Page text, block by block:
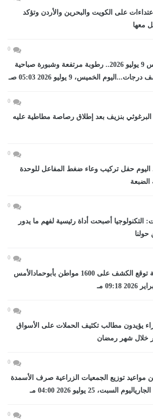
على الكويت والبحرين والأردن وتؤكد
معها
0
طقس الخميس 9 يوليو 2026.. رطوبة مرتفعة وشبورة صباحية
الخميس، 9 يوليو 2026 05:03 صـ
0
البرغوثي بنزيف بعد إطلاق رصاصة مطاطية عليه
0
اليوم حفل تركيب وعاء ضغط المفاعل للوحدة
الضبعة
0
التكنولوجيا أصبحت أداة رئيسية لفهم ما يدور
0
صحة الشرقية توقع الكشف على 1600 مواطن بأبوحمادالأمس
0
يؤيدون مطالب تكثيف الحملات على الأسواق
خلال شهر رمضان
0
مواعيد توزيع الجمعيات الزراعية صرف الأسمدة
السبت، 25 يوليو 2026 04:00 مـ
0